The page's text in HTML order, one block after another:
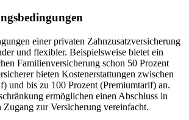
einer privaten Zahnzusatzversicherung
und flexibler. Beispielsweise bietet ein
Familienversicherung schon 50 Prozent
bieten Kostenerstattungen zwischen
und bis zu 100 Prozent (Premiumtarif) an.
ermöglichen einen Abschluss in
Zugang zur Versicherung vereinfacht.